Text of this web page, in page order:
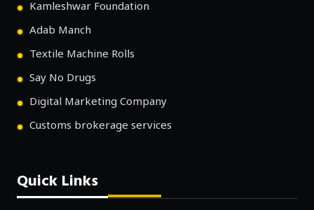
Kamleshwar Foundation
Adab Manch
Textile Machine Rolls
Say No Drugs
Digital Marketing Company
Customs brokerage services
Quick Links